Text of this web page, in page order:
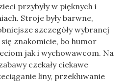
przybyły w pięknych i
Stroje były barwne,
szczegóły wybranej
znakomicie, bo humor
jak i wychowawcom. Na
czekały ciekawe
liny, przekłuwanie